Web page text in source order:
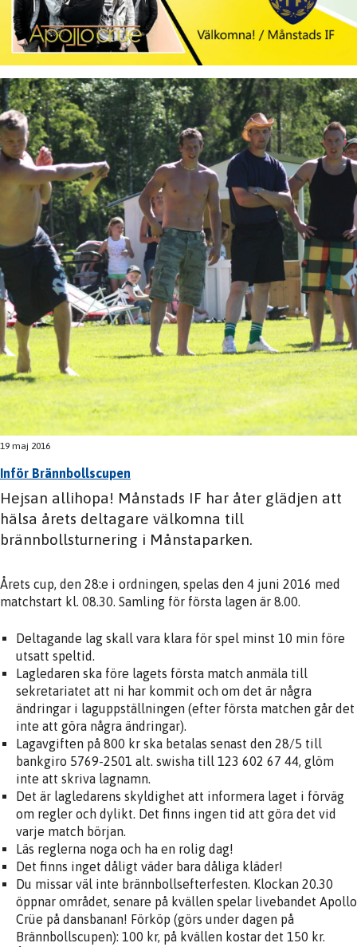
19 maj 2016
Inför Brännbollscupen
Hejsan allihopa! Månstads IF har åter glädjen att
hälsa årets deltagare välkomna till
brännbollsturnering i Månstaparken.
Årets cup, den 28:e i ordningen, spelas den 4 juni 2016 med
matchstart kl. 08.30. Samling för första lagen är 8.00.
Deltagande lag skall vara klara för spel minst 10 min före
utsatt speltid.
Lagledaren ska före lagets första match anmäla till
sekretariatet att ni har kommit och om det är några
ändringar i laguppställningen (efter första matchen går det
inte att göra några ändringar).
Lagavgiften på 800 kr ska betalas senast den 28/5 till
bankgiro 5769-2501 alt. swisha till 123 602 67 44, glöm
inte att skriva lagnamn.
Det är lagledarens skyldighet att informera laget i förväg
om regler och dylikt. Det finns ingen tid att göra det vid
varje match början.
Läs reglerna noga och ha en rolig dag!
Det finns inget dåligt väder bara dåliga kläder!
Du missar väl inte brännbollsefterfesten. Klockan 20.30
öppnar området, senare på kvällen spelar livebandet Apollo
Crüe på dansbanan! Förköp (görs under dagen på
Brännbollscupen): 100 kr, på kvällen kostar det 150 kr.